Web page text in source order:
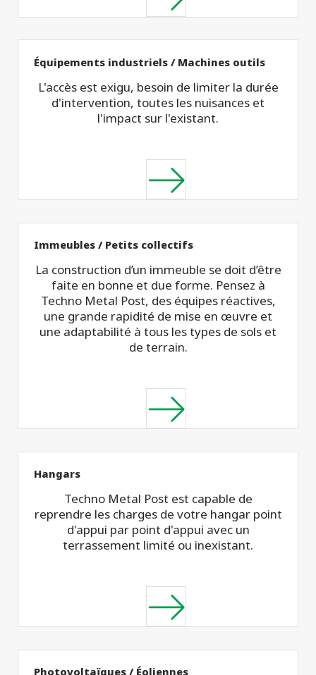
Équipements industriels / Machines outils
L'accès est exigu, besoin de limiter la durée
d'intervention, toutes les nuisances et
l'impact sur l'existant.
Immeubles / Petits collectifs
La construction d’un immeuble se doit d’être
faite en bonne et due forme. Pensez à
Techno Metal Post, des équipes réactives,
une grande rapidité de mise en œuvre et
une adaptabilité à tous les types de sols et
de terrain.
Hangars
Techno Metal Post est capable de
reprendre les charges de votre hangar point
d'appui par point d'appui avec un
terrassement limité ou inexistant.
Photovoltaïques / Éoliennes